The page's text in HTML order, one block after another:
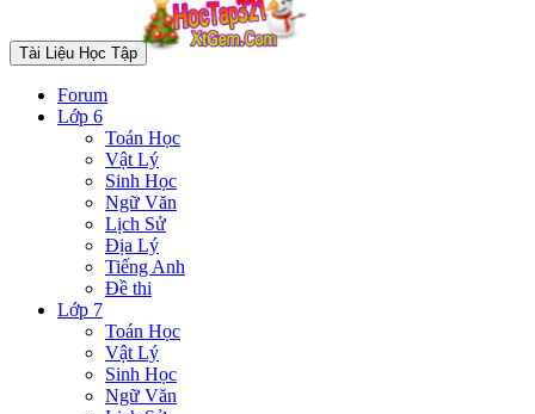
Tài Liệu Học Tập
Forum
Lớp 6
Toán Học
Vật Lý
Sinh Học
Ngữ Văn
Lịch Sử
Địa Lý
Tiếng Anh
Đề thi
Lớp 7
Toán Học
Vật Lý
Sinh Học
Ngữ Văn